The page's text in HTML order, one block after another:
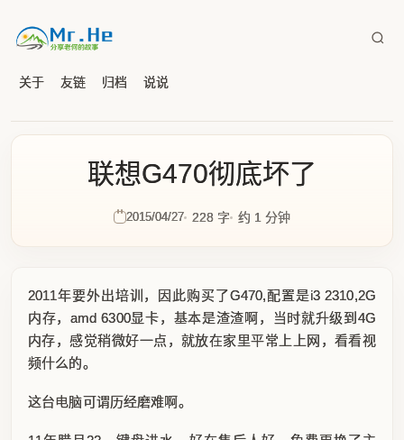
关于 友链 归档 说说
联想G470彻底坏了
2015/04/27 228 字 约 1 分钟
2011年要外出培训，因此购买了G470,配置是i3 2310,2G
内存，amd 6300显卡，基本是渣渣啊，当时就升级到4G
内存，感觉稍微好一点，就放在家里平常上上网，看看视
频什么的。
这台电脑可谓历经磨难啊。